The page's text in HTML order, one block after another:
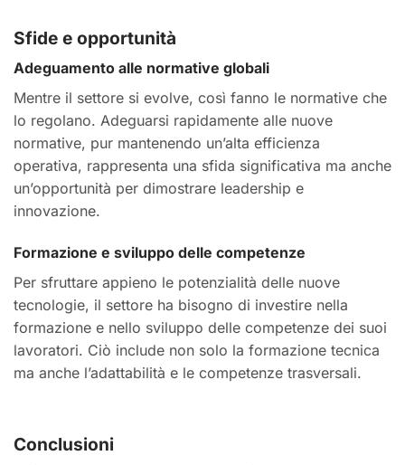
Sfide e opportunità
Adeguamento alle normative globali
Mentre il settore si evolve, così fanno le normative che
lo regolano. Adeguarsi rapidamente alle nuove
normative, pur mantenendo un’alta efficienza
operativa, rappresenta una sfida significativa ma anche
un’opportunità per dimostrare leadership e
innovazione.
Formazione e sviluppo delle competenze
Per sfruttare appieno le potenzialità delle nuove
tecnologie, il settore ha bisogno di investire nella
formazione e nello sviluppo delle competenze dei suoi
lavoratori. Ciò include non solo la formazione tecnica
ma anche l’adattabilità e le competenze trasversali.
Conclusioni